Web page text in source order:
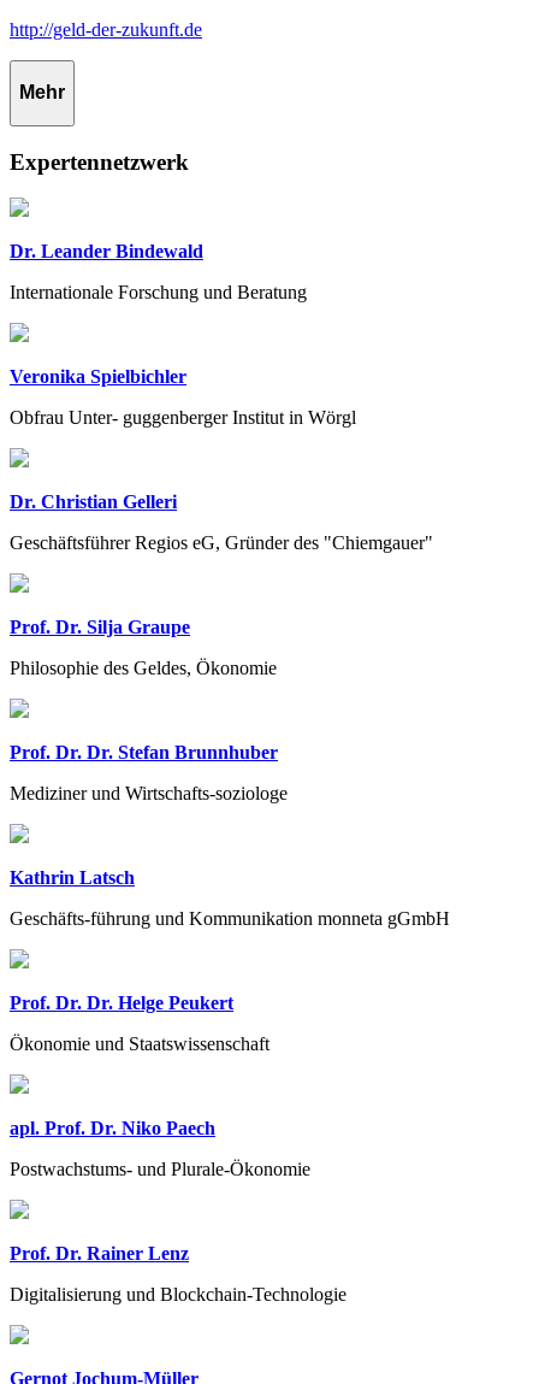
http://geld-der-zukunft.de
Mehr
Expertennetzwerk
Dr. Leander Bindewald
Internationale Forschung und Beratung
Veronika Spielbichler
Obfrau Unter- guggenberger Institut in Wörgl
Dr. Christian Gelleri
Geschäftsführer Regios eG, Gründer des "Chiemgauer"
Prof. Dr. Silja Graupe
Philosophie des Geldes, Ökonomie
Prof. Dr. Dr. Stefan Brunnhuber
Mediziner und Wirtschafts-soziologe
Kathrin Latsch
Geschäfts-führung und Kommunikation monneta gGmbH
Prof. Dr. Dr. Helge Peukert
Ökonomie und Staatswissenschaft
apl. Prof. Dr. Niko Paech
Postwachstums- und Plurale-Ökonomie
Prof. Dr. Rainer Lenz
Digitalisierung und Blockchain-Technologie
Gernot Jochum-Müller